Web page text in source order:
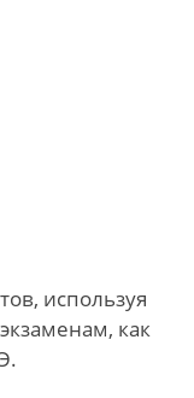
используя
как